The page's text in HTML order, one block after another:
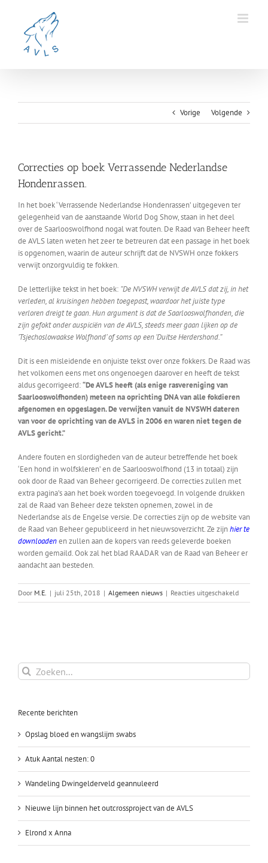
Vorige Volgende
Correcties op boek Verrassende Nederlandse
Hondenrassen.
In het boek ‘Verrassende Nederlandse Hondenrassen’ uitgegeven ter
gelegenheid van de aanstaande World Dog Show, staan in het deel
over de Saarlooswolfhond nogal wat fouten. De Raad van Beheer heeft
de AVLS laten weten het zeer te betreuren dat een passage in het boek
is opgenomen, waarin de auteur schrijft dat de NVSWH onze fokkers
verwijt onzorgvuldig te fokken.
De letterlijke tekst in het boek: “De NVSWH verwijt de AVLS dat zij, in het
verleden, al kruisingen hebben toegepast, waardoor het juiste type
verloren dreigt te gaan. Hun argument is dat de Saarlooswolfhonden, die
zijn gefokt onder auspiciën van de AVLS, steeds meer gaan lijken op de
‘Tsjechoslowaakse Wolfhond’ of soms op een ‘Duitse Herdershond.”
Dit is een misleidende en onjuiste tekst over onze fokkers. De Raad was
het volkomen eens met ons ongenoegen daarover en heeft de tekst
aldus gecorrigeerd:“De AVLS heeft (als enige rasvereniging van
Saarlooswolfhonden) meteen na oprichting DNA van alle fokdieren
afgenomen en opgeslagen. De verwijten vanuit de NVSWH dateren
van voor de oprichting van de AVLS in 2006 en waren niet tegen de
AVLS gericht.”
Andere fouten en slordigheden van de auteur betreffende het boek
‘Een hond in wolfskleren’ en de Saarlooswolfhond (13 in totaal) zijn
ook door de Raad van Beheer gecorrigeerd. De correcties zullen met
extra pagina’s aan het boek worden toegevoegd. In volgende drukken
zal de Raad van Beheer deze teksten opnemen, zowel in de
Nederlandse als de Engelse versie. De correcties zijn op de website van
de Raad van Beheer gepubliceerd in het nieuwsoverzicht. Ze zijnhier te
downloadenen zullen aan de kopers van reeds geleverde boeken
worden gemaild. Ook zal het blad RAADAR van de Raad van Beheer er
aandacht aan besteden.
Door M.E. | juli 25th, 2018 | Algemeen nieuws | Reacties uitgeschakeldvoor
Correcties
Zoeken
naar:
Recente berichten
Opslag bloed en wangslijm swabs
Atuk Aantal nesten: 0
Wandeling Dwingelderveld geannuleerd
Nieuwe lijn binnen het outcrossproject van de AVLS
Elrond x Anna